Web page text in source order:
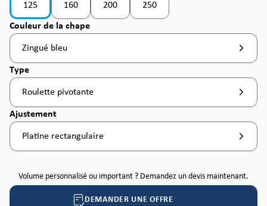
125
(Cette option n'est pas disponible pour le moment. )
160
(Cette option n'est pas disponible pour le moment. )
200
(Cette option n'est pas disponible pour le
250
(Cette option n'est pas disponible
Sélectionnez
Couleur de la chape
Zingué bleu
Sélectionnez
Type
Roulette pivotante
Sélectionnez
Ajustement
Platine rectangulaire
Volume personnalisé ou important ? Demandez un devis maintenant.
DEMANDER UNE OFFRE